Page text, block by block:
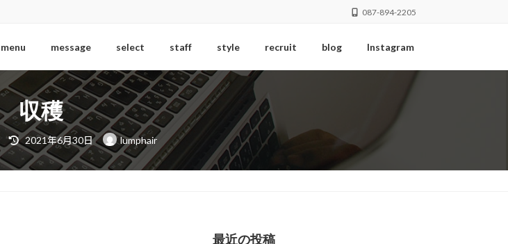
087-894-2205
menu message select staff style recruit blog Instagram
収穫
最
終
更
新
日
2021年6月30日 lumphair
最近の投稿